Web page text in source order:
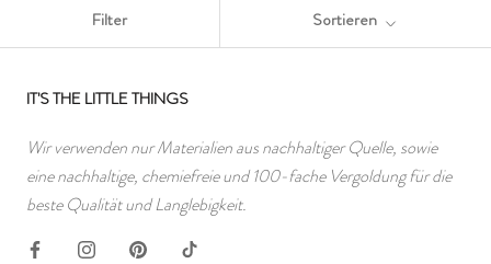
Filter Sortieren
IT'S THE LITTLE THINGS
Wir verwenden nur Materialien aus nachhaltiger Quelle, sowie
eine nachhaltige, chemiefreie und 100-fache Vergoldung für die
beste Qualität und Langlebigkeit.